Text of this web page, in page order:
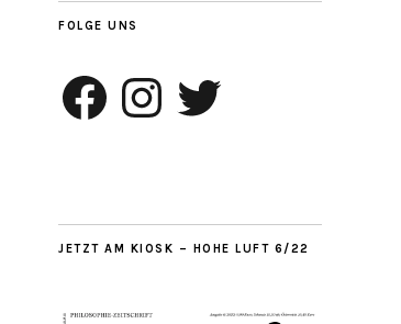
FOLGE UNS
Facebook InstagramTwitter
JETZT AM KIOSK – HOHE LUFT 6/22